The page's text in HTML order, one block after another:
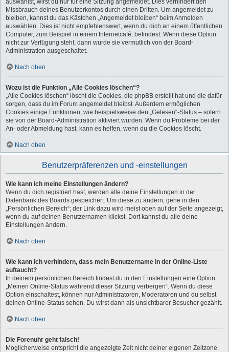
auswählst, wirst du nur für eine Sitzung angemeldet. Dies verhindert den
Missbrauch deines Benutzerkontos durch einen Dritten. Um angemeldet zu
bleiben, kannst du das Kästchen „Angemeldet bleiben“ beim Anmelden
auswählen. Dies ist nicht empfehlenswert, wenn du dich an einem öffentlichen
Computer, zum Beispiel in einem Internetcafé, befindest. Wenn diese Option
nicht zur Verfügung steht, dann wurde sie vermutlich von der Board-
Administration ausgeschaltet.
Nach oben
Wozu ist die Funktion „Alle Cookies löschen“?
„Alle Cookies löschen“ löscht die Cookies, die phpBB erstellt hat und die dafür
sorgen, dass du im Forum angemeldet bleibst. Außerdem ermöglichen
Cookies einige Funktionen, wie beispielsweise den „Gelesen“-Status – sofern
sie von der Board-Administration aktiviert wurden. Wenn du Probleme bei der
An- oder Abmeldung hast, kann es helfen, wenn du die Cookies löscht.
Nach oben
Benutzerpräferenzen und -einstellungen
Wie kann ich meine Einstellungen ändern?
Wenn du dich registriert hast, werden alle deine Einstellungen in der
Datenbank des Boards gespeichert. Um diese zu ändern, gehe in den
„Persönlichen Bereich“; der Link dazu wird meist oben auf der Seite angezeigt,
wenn du auf deinen Benutzernamen klickst. Dort kannst du alle deine
Einstellungen ändern.
Nach oben
Wie kann ich verhindern, dass mein Benutzername in der Online-Liste
auftaucht?
In deinem persönlichen Bereich findest du in den Einstellungen eine Option
„Meinen Online-Status während dieser Sitzung verbergen“. Wenn du diese
Option einschaltest, können nur Administratoren, Moderatoren und du selbst
deinen Online-Status sehen. Du wirst dann als unsichtbarer Besucher gezählt.
Nach oben
Die Forenuhr geht falsch!
Möglicherweise entspricht die angezeigte Zeit nicht deiner eigenen Zeitzone.